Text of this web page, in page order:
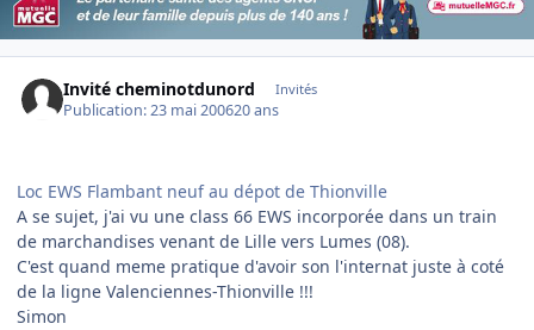
Invité cheminotdunord Invités
Publication:23 mai 200620 ans
Loc EWS Flambant neuf au dépot de Thionville
A se sujet, j'ai vu une class 66 EWS incorporée dans un train
de marchandises venant de Lille vers Lumes (08).
C'est quand meme pratique d'avoir son l'internat juste à coté
de la ligne Valenciennes-Thionville !!!
Simon